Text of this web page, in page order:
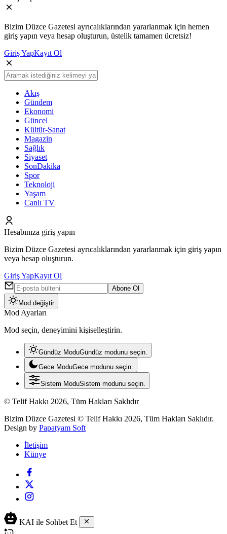
Bizim Düzce Gazetesi ayrıcalıklarından yararlanmak için hemen
giriş yapın veya hesap oluşturun, üstelik tamamen ücretsiz!
Giriş YapKayıt Ol
Akış
Gündem
Ekonomi
Güncel
Kültür-Sanat
Magazin
Sağlık
Siyaset
SonDakika
Spor
Teknoloji
Yaşam
Canlı TV
Hesabınıza giriş yapın
Bizim Düzce Gazetesi ayrıcalıklarından yararlanmak için giriş yapın
veya hesap oluşturun.
Giriş YapKayıt Ol
Abone Ol
Mod değiştir
Mod Ayarları
Mod seçin, deneyimini kişiselleştirin.
Gündüz ModuGündüz modunu seçin.
Gece ModuGece modunu seçin.
Sistem ModuSistem modunu seçin.
© Telif Hakkı 2026, Tüm Hakları Saklıdır
Bizim Düzce Gazetesi © Telif Hakkı 2026, Tüm Hakları Saklıdır.
Design by Papatyam Soft
İletişim
Künye
KAI ile Sohbet Et